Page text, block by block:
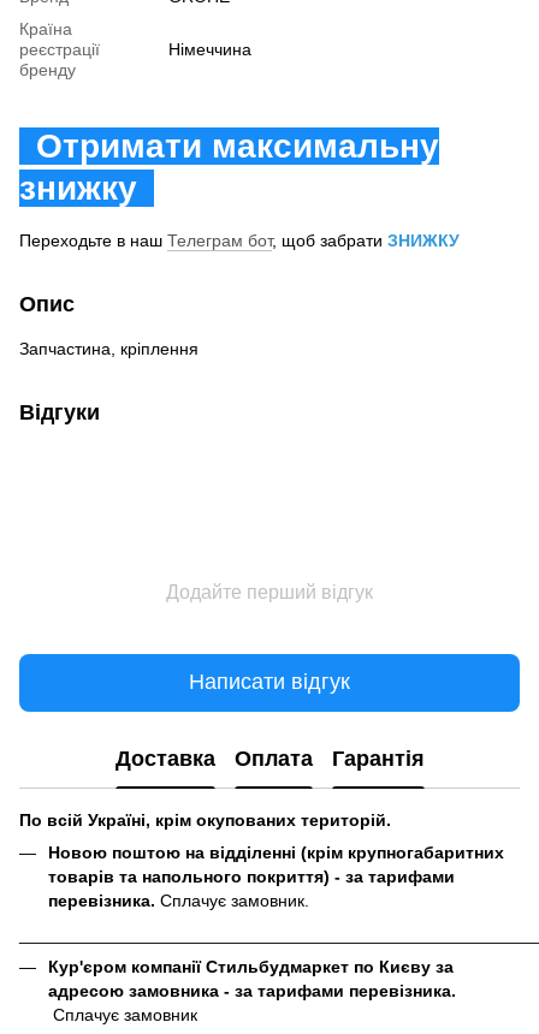
Країна
реєстрації
бренду
Німеччина
Отримати максимальну
знижку
Переходьте в наш Телеграм бот, щоб забрати ЗНИЖКУ
Опис
Запчастина, кріплення
Відгуки
Додайте перший відгук
Написати відгук
Доставка Оплата Гарантія
По всій Україні, крім окупованих територій.
Новою поштою на відділенні (крім крупногабаритних
товарів та напольного покриття) - за тарифами
перевізника. Сплачує замовник.
Кур'єром компанії Стильбудмаркет по Києву за
адресою замовника - за тарифами перевізника.
Сплачує замовник